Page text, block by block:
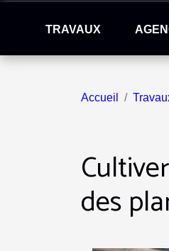
TRAVAUX
Accueil
des